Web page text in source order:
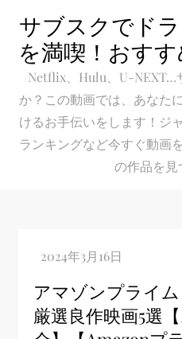
content
サブスクでド
を満喫！おす
Netflix、Hulu、U-NEXT…
か？この動画では、あなた
けるお手伝いをします！ジ
ランキングなど今すぐ動画
の作品を見
アマゾンプライ
厳選良作映画5選